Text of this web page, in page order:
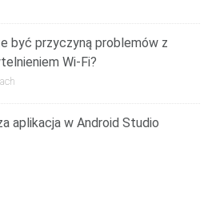
być przyczyną problemów z
Wi-Fi?
aplikacja w Android Studio